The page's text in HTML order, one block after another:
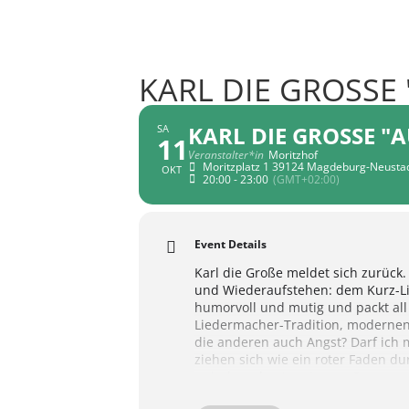
KARL DIE
SA
11
OKT
KARL DIE GROSSE
Veranstalter*in Moritzhof
Moritzplatz 1 39124 Magdeburg-
20:00 - 23:00 (GMT+02:00)
Event Details
Karl die Große meldet sich
und Wiederaufstehen: dem Kurz-
humorvoll und mutig und packt
Liedermacher-Tradition,
die anderen auch Angst? Darf ich
ziehen sich wie ein roter Faden